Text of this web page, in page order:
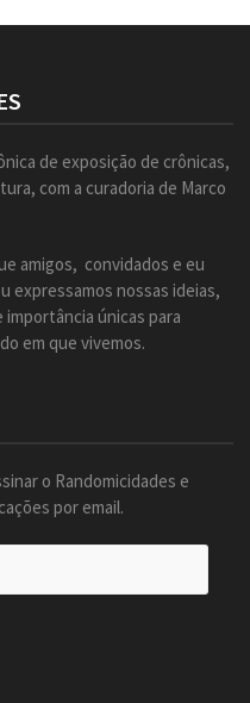
de exposição de crônicas,
com a curadoria de Marco
amigos, convidados e eu
expressamos nossas ideias,
únicas para
em que vivemos.
o Randomicidades e
por email.